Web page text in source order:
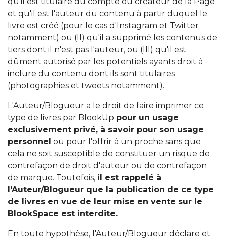
et qu'il est l'auteur du contenu à partir duquel le
livre est créé (pour le cas d'Instagram et Twitter
notamment) ou (II) qu'il a supprimé les contenus de
tiers dont il n'est pas l'auteur, ou (III) qu'il est
dûment autorisé par les potentiels ayants droit à
inclure du contenu dont ils sont titulaires
(photographies et tweets notamment).
L'Auteur/Blogueur a le droit de faire imprimer ce
type de livres par BlookUp pour un usage
exclusivement privé, à savoir pour son usage
personnel ou pour l'offrir à un proche sans que
cela ne soit susceptible de constituer un risque de
contrefaçon de droit d'auteur ou de contrefaçon
de marque. Toutefois, il est rappelé à
l'Auteur/Blogueur que la publication de ce type
de livres en vue de leur mise en vente sur le
BlookSpace est interdite.
En toute hypothèse, l'Auteur/Blogueur déclare et